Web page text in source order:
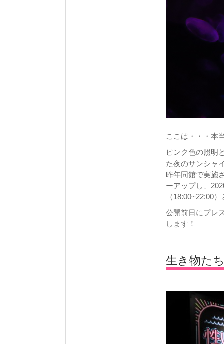
ここは・・・本
ピンク色の照明
た夜のサンシャ
昨年同館で実施
ーアップし、
（18:00~22:00
公開前日にプレ
します！
生き物た